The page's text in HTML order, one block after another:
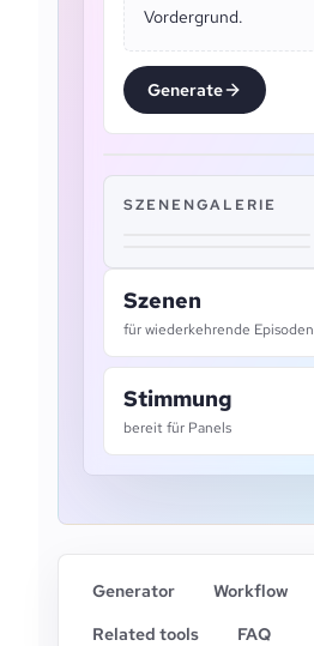
Vordergrund.
Generate
SZENENGALERIE
Szenen
für wiederkehrende Episoden
Stimmung
bereit für Panels
Generator Workflow
Related tools
FAQ